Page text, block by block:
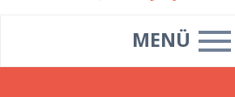
MENÜ